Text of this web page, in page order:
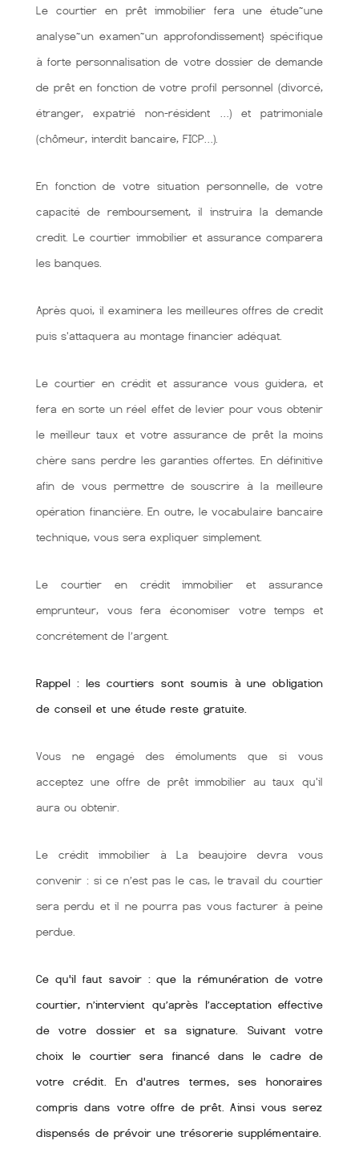
Le courtier en prêt immobilier fera une étude~une
analyse~un examen~un approfondissement} spécifique
à forte personnalisation de votre dossier de demande
de prêt en fonction de votre profil personnel (divorcé,
étranger, expatrié non-résident …) et patrimoniale
(chômeur, interdit bancaire, FICP…).
En fonction de votre situation personnelle, de votre
capacité de remboursement, il instruira la demande
credit. Le courtier immobilier et assurance comparera
les banques.
Après quoi, il examinera les meilleures offres de credit
puis s'attaquera au montage financier adéquat.
Le courtier en crédit et assurance vous guidera, et
fera en sorte un réel effet de levier pour vous obtenir
le meilleur taux et votre assurance de prêt la moins
chère sans perdre les garanties offertes. En définitive
afin de vous permettre de souscrire à la meilleure
opération financière. En outre, le vocabulaire bancaire
technique, vous sera expliquer simplement.
Le courtier en crédit immobilier et assurance
emprunteur, vous fera économiser votre temps et
concrétement de l’argent.
Rappel : les courtiers sont soumis à une obligation
de conseil et une étude reste gratuite.
Vous ne engagé des émoluments que si vous
acceptez une offre de prêt immobilier au taux qu'il
aura ou obtenir.
Le crédit immobilier à La beaujoire devra vous
convenir : si ce n’est pas le cas, le travail du courtier
sera perdu et il ne pourra pas vous facturer à peine
perdue.
Ce qu'il faut savoir : que la rémunération de votre
courtier, n’intervient qu’après l’acceptation effective
de votre dossier et sa signature. Suivant votre
choix le courtier sera financé dans le cadre de
votre crédit. En d'autres termes, ses honoraires
compris dans votre offre de prêt. Ainsi vous serez
dispensés de prévoir une trésorerie supplémentaire.